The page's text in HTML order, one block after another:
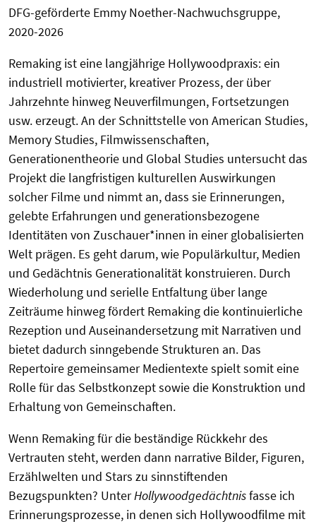
DFG-geförderte Emmy Noether-Nachwuchsgruppe,
2020-2026
Remaking ist eine langjährige Hollywoodpraxis: ein
industriell motivierter, kreativer Prozess, der über
Jahrzehnte hinweg Neuverfilmungen, Fortsetzungen
usw. erzeugt. An der Schnittstelle von American Studies,
Memory Studies, Filmwissenschaften,
Generationentheorie und Global Studies untersucht das
Projekt die langfristigen kulturellen Auswirkungen
solcher Filme und nimmt an, dass sie Erinnerungen,
gelebte Erfahrungen und generationsbezogene
Identitäten von Zuschauer*innen in einer globalisierten
Welt prägen. Es geht darum, wie Populärkultur, Medien
und Gedächtnis Generationalität konstruieren. Durch
Wiederholung und serielle Entfaltung über lange
Zeiträume hinweg fördert Remaking die kontinuierliche
Rezeption und Auseinandersetzung mit Narrativen und
bietet dadurch sinngebende Strukturen an. Das
Repertoire gemeinsamer Medientexte spielt somit eine
Rolle für das Selbstkonzept sowie die Konstruktion und
Erhaltung von Gemeinschaften.
Wenn Remaking für die beständige Rückkehr des
Vertrauten steht, werden dann narrative Bilder, Figuren,
Erzählwelten und Stars zu sinnstiftenden
Bezugspunkten? UnterHollywoodgedächtnisfasse ich
Erinnerungsprozesse, in denen sich Hollywoodfilme mit